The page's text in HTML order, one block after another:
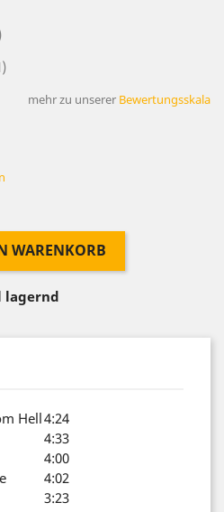
mehr zu unserer Bewertungsskala
WARENKORB
lagernd
Hell4:24
4:33
4:00
4:02
3:23